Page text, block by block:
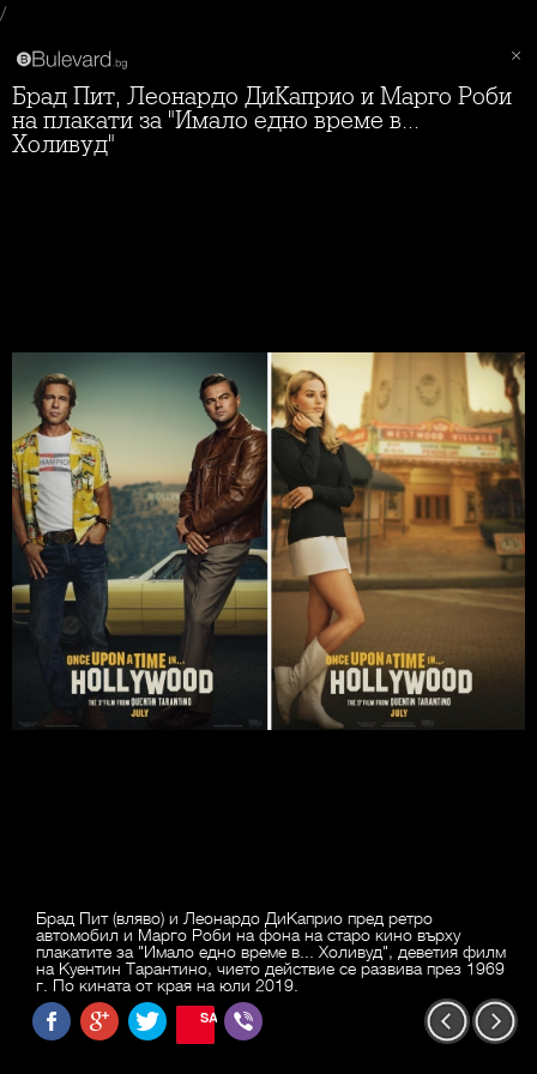
/
Брад Пит, Леонардо ДиКаприо и Марго Роби
на плакати за "Имало едно време в...
Холивуд"
Брад Пит (вляво) и Леонардо ДиКаприо пред ретро
автомобил и Марго Роби на фона на старо кино върху
плакатите за "Имало едно време в... Холивуд", деветия филм
на Куентин Тарантино, чието действие се развива през 1969
г. По кината от края на юли 2019.
SAVE